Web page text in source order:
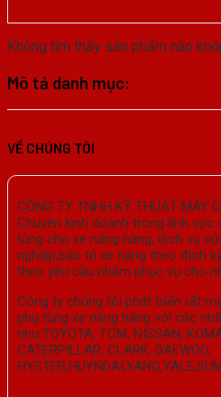
Không tìm thấy sản phẩm nào
Mô tả danh mục:
VỀ CHÚNG TÔI
CÔNG TY TNHH KỸ THUẬT MÁY
Chuyên kinh doanh trong lĩnh vực
tùng cho xe nâng hàng, dịch vụ
nghiệp,bảo trì xe nâng theo định
theo yêu cầu nhằm phục vụ cho
Công ty chúng tôi phát triển rất
phụ tùng xe nâng hàng với các
như:TOYOTA, TCM, NISSAN,
CATERPILLAR, CLARK, DAEWOO,